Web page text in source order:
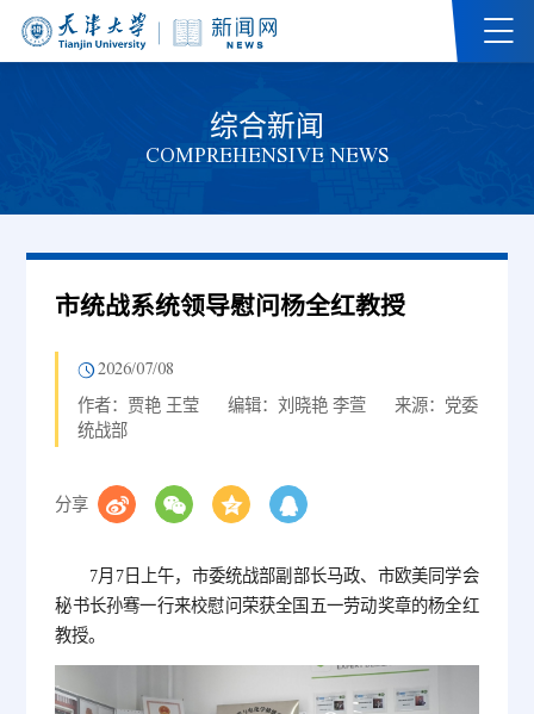
综合新闻
COMPREHENSIVE NEWS
市统战系统领导慰问杨全红教授
2026/07/08
作者：贾艳 王莹 编辑：刘晓艳 李萱
来源：党委
统战部
分享
7月7日上午，市委统战部副部长马政、市欧美同学会
秘书长孙骞一行来校慰问荣获全国五一劳动奖章的杨全红
教授。